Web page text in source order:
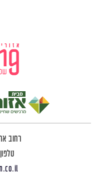
רחוב ארניה 32,